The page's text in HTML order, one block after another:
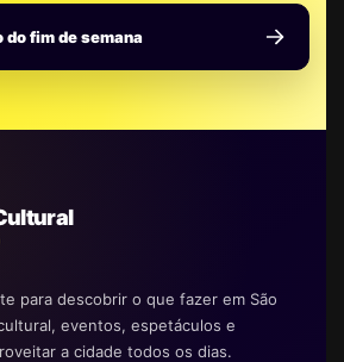
fim de semana
para descobrir o que fazer em São
eventos, espetáculos e
a cidade todos os dias.